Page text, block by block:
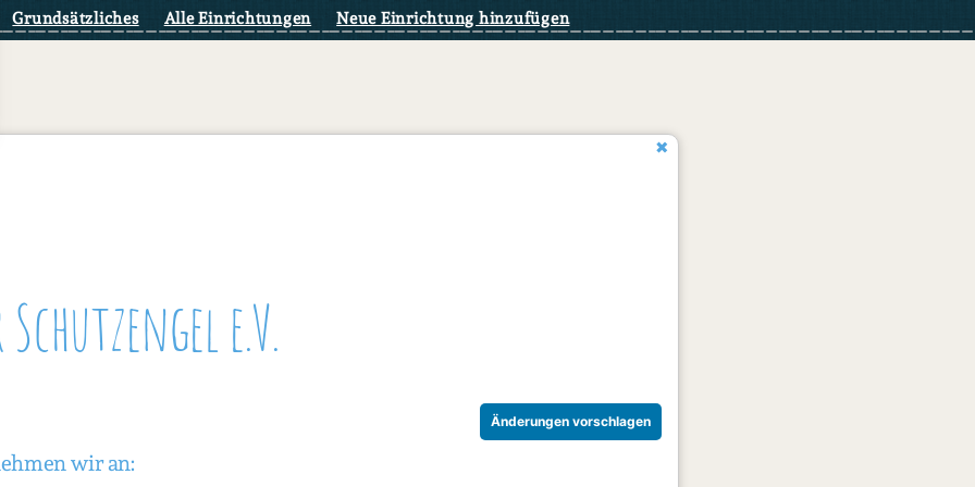
Grundsätzliches Alle Einrichtungen Neue Einrichtung hinzufügen
e.V.
Änderungen vorschlagen
wir an: